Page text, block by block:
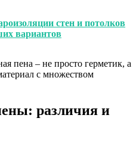
стен и потолков
вариантов
пена – не просто герметик, а
с множеством
различия и